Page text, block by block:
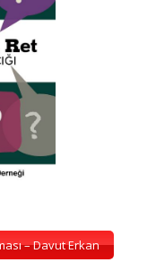
– Davut Erkan